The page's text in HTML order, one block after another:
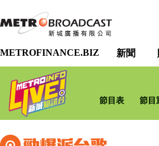
METROFINANCE.BIZ 新聞
節目表 節目